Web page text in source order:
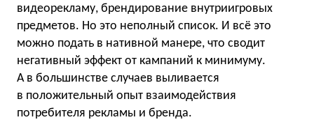
видеорекламу, брендирование внутриигровых
предметов. Но это неполный список. И всё это
можно подать в нативной манере, что сводит
негативный эффект от кампаний к минимуму.
А в большинстве случаев выливается
в положительный опыт взаимодействия
потребителя рекламы и бренда.